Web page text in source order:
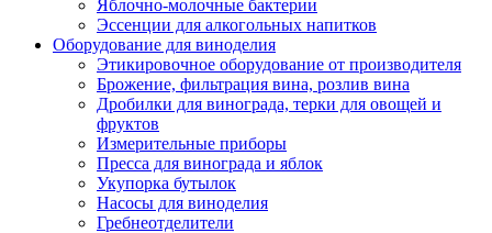
Яблочно-молочные бактерии
Эссенции для алкогольных напитков
Оборудование для виноделия
Этикировочное оборудование от производителя
Брожение, фильтрация вина, розлив вина
Дробилки для винограда, терки для овощей и
фруктов
Измерительные приборы
Пресса для винограда и яблок
Укупорка бутылок
Насосы для виноделия
Гребнеотделители